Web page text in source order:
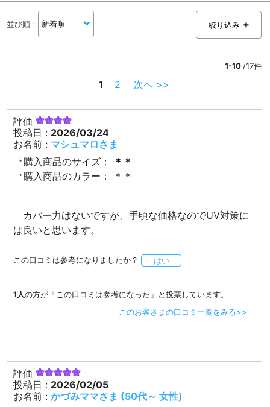
並び順 ： 絞り込み
1-10/17件
1 2 次へ >>
評価
投稿日 : 2026/03/24
お名前 : マシュマロさま
購入商品のサイズ：
＊＊
購入商品のカラー：
＊＊
カバー力はないですが、手頃な価格なのでUV対策に
は良いと思います。
この口コミは参考になりましたか？ はい
1人の方が「この口コミは参考になった」と投票しています。
このお客さまの口コミ一覧をみる>>
評価
投稿日 : 2026/02/05
お名前 :かづみママさま (50代～ 女性)